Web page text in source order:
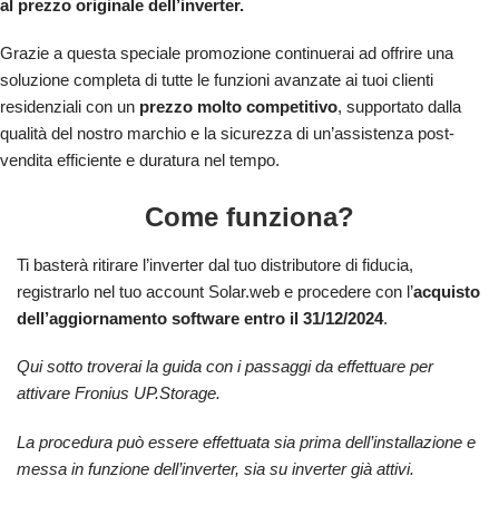
al prezzo originale dell’inverter.
Grazie a questa speciale promozione continuerai ad offrire una
soluzione completa di tutte le funzioni avanzate ai tuoi clienti
residenziali con un prezzo molto competitivo, supportato dalla
qualità del nostro marchio e la sicurezza di un’assistenza post-
vendita efficiente e duratura nel tempo.
Come funziona?
Ti basterà ritirare l’inverter dal tuo distributore di fiducia,
registrarlo nel tuo account Solar.web e procedere con l’acquisto
dell’aggiornamento software entro il 31/12/2024.
Qui sotto troverai la guida con i passaggi da effettuare per
attivare Fronius UP.Storage.
La procedura può essere effettuata sia prima dell’installazione e
messa in funzione dell’inverter, sia su inverter già attivi.